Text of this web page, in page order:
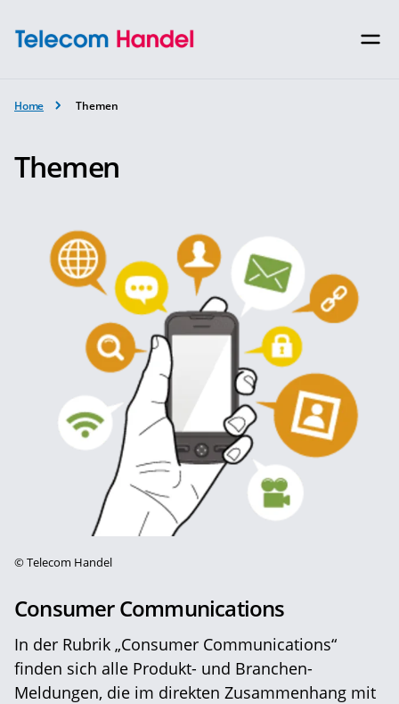
Home Themen
Themen
©Telecom Handel
Consumer Communications
In der Rubrik „Consumer Communications“
finden sich alle Produkt- und Branchen-
Meldungen, die im direkten Zusammenhang mit